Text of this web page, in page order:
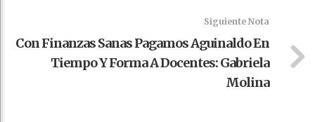
Siguiente Nota
Con Finanzas Sanas Pagamos Aguinaldo En
Tiempo Y Forma A Docentes: Gabriela
Molina